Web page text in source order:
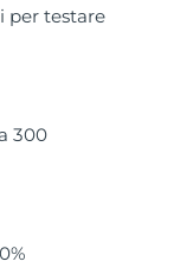
per testare
300